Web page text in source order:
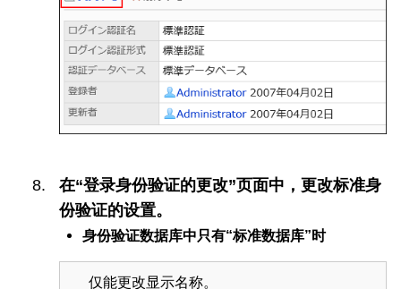
在“登录身份验证的更改”页面中，更改标准身
份验证的设置。
身份验证数据库中只有“标准数据库”时
仅能更改显示名称。